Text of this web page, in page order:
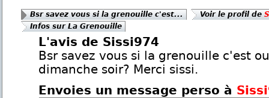
Bsr savez vous si la grenouille c'est... Voir le profil de
Infos sur La Grenouille
L'avis de Sissi974
Bsr savez vous si la grenouille c'est
dimanche soir? Merci sissi.
Envoies un message perso à